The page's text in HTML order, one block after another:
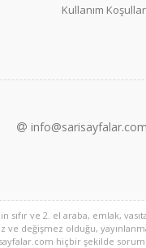
Kullanım
info@sarisayfalar.com
sıfır ve 2. el araba, emlak,
ve değişmez olduğu,
hiçbir şekilde